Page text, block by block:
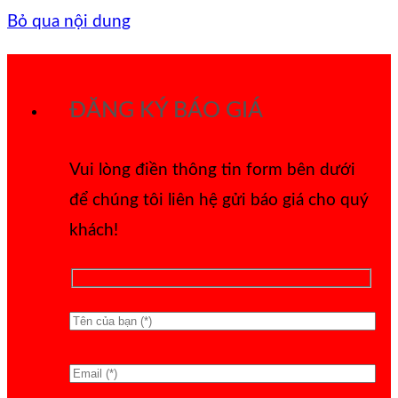
Bỏ qua nội dung
ĐĂNG KÝ BÁO GIÁ
Vui lòng điền thông tin form bên dưới
để chúng tôi liên hệ gửi báo giá cho quý
khách!